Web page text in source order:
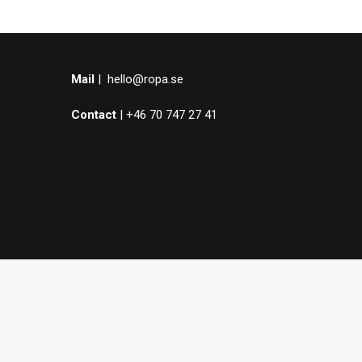
Mail| hello@ropa.se
Contact| +46 70 747 27 41